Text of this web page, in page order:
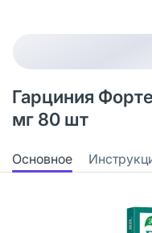
Гарциния
мг 80 шт
Основное